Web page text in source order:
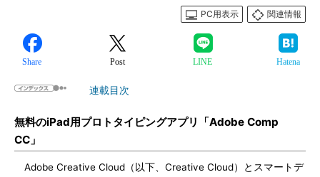
PC用表示
関連情報
Share Post LINE Hatena
連載目次
無料のiPad用プロトタイピングアプリ「Adobe Comp
CC」
Adobe Creative Cloud（以下、Creative Cloud）とスマートデ